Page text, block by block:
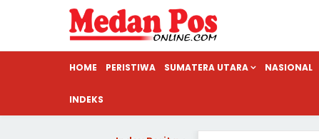
HOME PERISTIWA SUMATERA UTARA NASIONAL
INDEKS